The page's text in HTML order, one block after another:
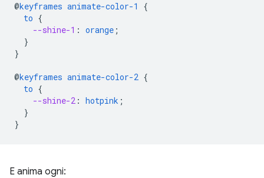
@keyframes animate-color-1
{
to {
--shine-1 : orange ;
}
}
@keyframes animate-color-2 {
to {
--shine-2 : hotpink ;
}
}
E anima ogni: